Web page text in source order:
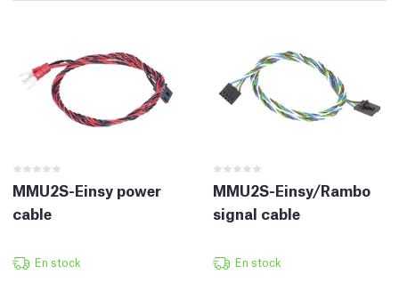
MMU2S-Einsy power
cable
En stock
MMU2S-Einsy/Rambo
signal cable
En stock